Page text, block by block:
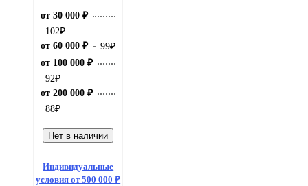
от 30 000 ₽
102₽
от 60 000 ₽
99₽
от 100 000 ₽
92₽
от 200 000 ₽
88₽
Нет в наличии
Индивидуальные
условия от 500 000 ₽